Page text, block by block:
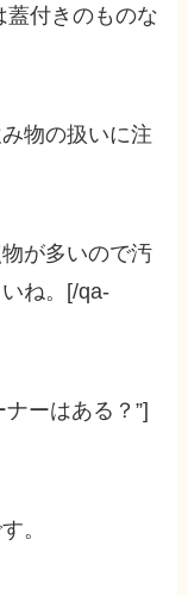
蓋付きのものな
物の扱いに注
が多いので汚
ね。[/qa-
ーはある？”]
。